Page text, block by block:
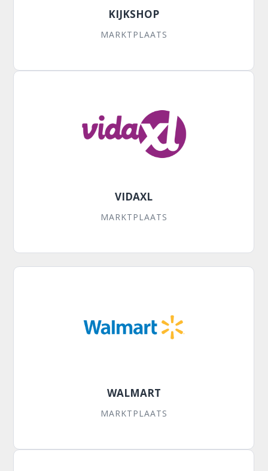
KIJKSHOP
MARKTPLAATS
VIDAXL
MARKTPLAATS
WALMART
MARKTPLAATS